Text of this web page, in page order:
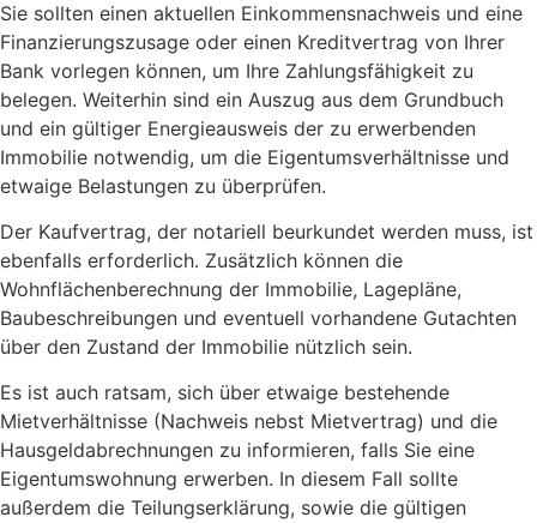
Sie sollten einen aktuellen Einkommensnachweis und eine
Finanzierungszusage oder einen Kreditvertrag von Ihrer
Bank vorlegen können, um Ihre Zahlungsfähigkeit zu
belegen. Weiterhin sind ein Auszug aus dem Grundbuch
und ein gültiger Energieausweis der zu erwerbenden
Immobilie notwendig, um die Eigentumsverhältnisse und
etwaige Belastungen zu überprüfen.
Der Kaufvertrag, der notariell beurkundet werden muss, ist
ebenfalls erforderlich. Zusätzlich können die
Wohnflächenberechnung der Immobilie, Lagepläne,
Baubeschreibungen und eventuell vorhandene Gutachten
über den Zustand der Immobilie nützlich sein.
Es ist auch ratsam, sich über etwaige bestehende
Mietverhältnisse (Nachweis nebst Mietvertrag) und die
Hausgeldabrechnungen zu informieren, falls Sie eine
Eigentumswohnung erwerben. In diesem Fall sollte
außerdem die Teilungserklärung, sowie die gültigen